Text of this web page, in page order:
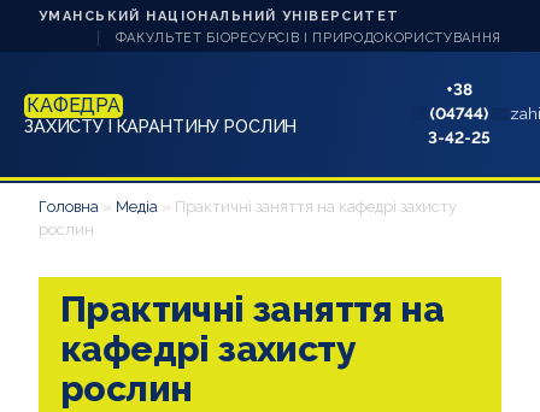
УМАНСЬКИЙ НАЦІОНАЛЬНИЙ УНІВЕРСИТЕТ
ФАКУЛЬТЕТ БІОРЕСУРСІВ І ПРИРОДОКОРИСТУВАННЯ
КАФЕДРА
ЗАХИСТУ І КАРАНТИНУ РОСЛИН
+38
(04744)
3-42-25
НОВИНИ
АСПІРАНТУ
СТУДЕНТУ
Головна » Медіа » Практичні заняття на кафедрі захисту
рослин
Практичні заняття на
кафедрі захисту
рослин